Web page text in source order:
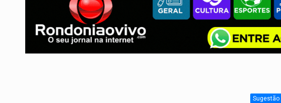
Sugestão